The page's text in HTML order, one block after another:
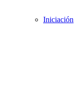
Iniciación